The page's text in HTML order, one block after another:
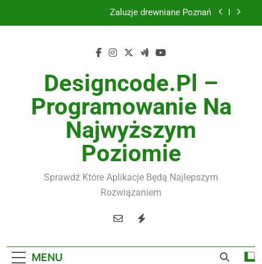
Żaluzje drewniane Poznań
Utylizacja odpadów Lublin
Żaluzje drewniane Poznań
Instalacje elektryczne Gdańsk
Designcode.pl –
Programowanie Na
Najwyższym
Poziomie
Sprawdź Które Aplikacje Będą Najlepszym
Rozwiązaniem
MENU